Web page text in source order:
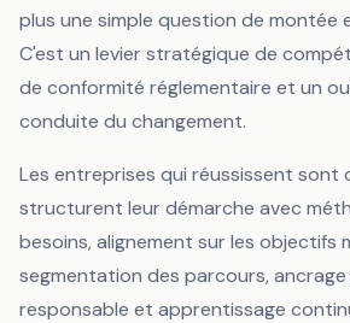
plus une simple question de montée
C'est un levier stratégique de
de conformité réglementaire et un
conduite du changement.
Les entreprises qui réussissent sont
structurent leur démarche avec
besoins, alignement sur les objectifs
segmentation des parcours,
responsable et apprentissage